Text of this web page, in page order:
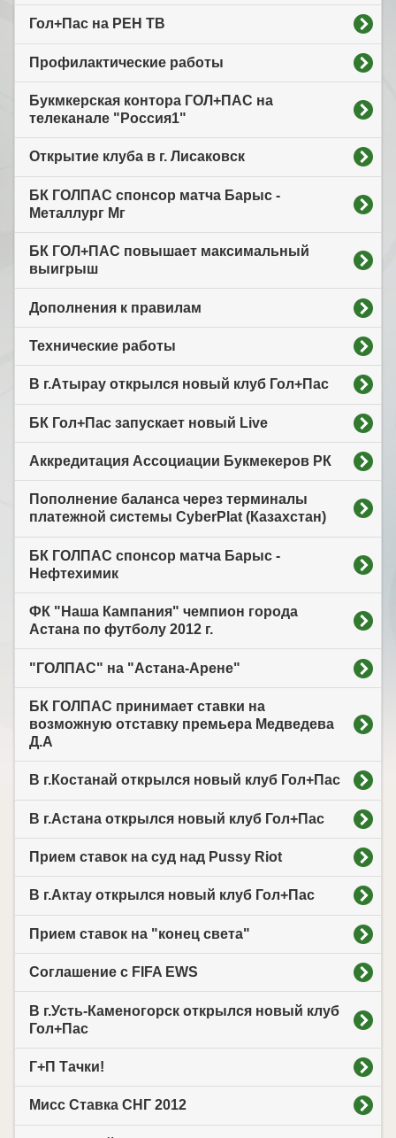
Гол+Пас на РЕН ТВ
Профилактические работы
Букмкерская контора ГОЛ+ПАС на
телеканале "Россия1"
Открытие клуба в г. Лисаковск
БК ГОЛПАС спонсор матча Барыс -
Металлург Мг
БК ГОЛ+ПАС повышает максимальный
выигрыш
Дополнения к правилам
Технические работы
В г.Атырау открылся новый клуб Гол+Пас
БК Гол+Пас запускает новый Live
Аккредитация Ассоциации Букмекеров РК
Пополнение баланса через терминалы
платежной системы CyberPlat (Казахстан)
БК ГОЛПАС спонсор матча Барыс -
Нефтехимик
ФК "Наша Кампания" чемпион города
Астана по футболу 2012 г.
"ГОЛПАС" на "Астана-Арене"
БК ГОЛПАС принимает ставки на
возможную отставку премьера Медведева
Д.А
В г.Костанай открылся новый клуб Гол+Пас
В г.Астана открылся новый клуб Гол+Пас
Прием ставок на суд над Pussy Riot
В г.Актау открылся новый клуб Гол+Пас
Прием ставок на "конец света"
Соглашение с FIFA EWS
В г.Усть-Каменогорск открылся новый клуб
Гол+Пас
Г+П Тачки!
Мисс Cтавка СНГ 2012